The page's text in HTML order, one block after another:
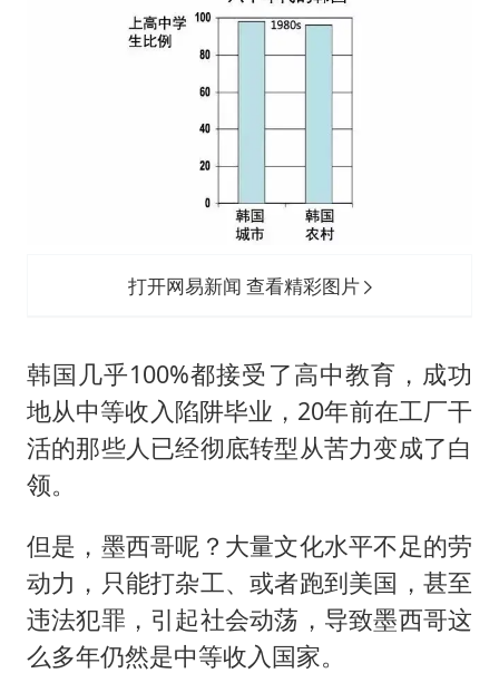
打开网易新闻 查看精彩图片
韩国几乎100%都接受了高中教育，成功
地从中等收入陷阱毕业，20年前在工厂干
活的那些人已经彻底转型从苦力变成了白
领。
但是，墨西哥呢？大量文化水平不足的劳
动力，只能打杂工、或者跑到美国，甚至
违法犯罪，引起社会动荡，导致墨西哥这
么多年仍然是中等收入国家。